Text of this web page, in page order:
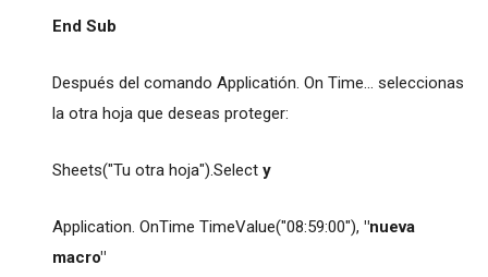
End Sub
Después del comando Applicatión. On Time... seleccionas
la otra hoja que deseas proteger:
Sheets("Tu otra hoja").Select y
Application. OnTime TimeValue("08:59:00"), "nueva
macro"